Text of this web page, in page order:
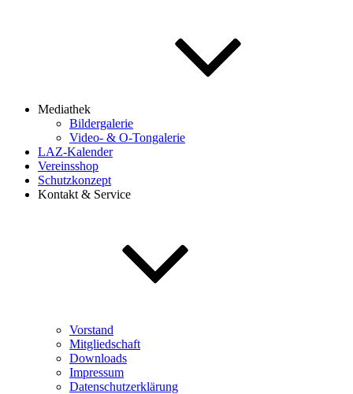
Mediathek
Bildergalerie
Video- & O-Tongalerie
LAZ-Kalender
Vereinsshop
Schutzkonzept
Kontakt & Service
Vorstand
Mitgliedschaft
Downloads
Impressum
Datenschutzerklärung